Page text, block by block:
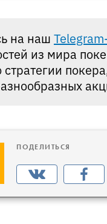
на наш
из мира
стратегии
ПОДЕЛИТЬСЯ